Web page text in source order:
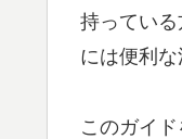
持ってい
には便利
このガイ